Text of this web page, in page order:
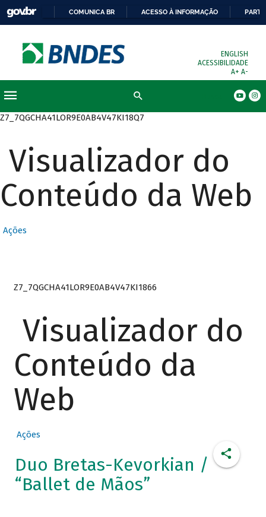
COMUNICA BR ACESSO À INFORMAÇÃO
ENGLISH
ACESSIBILIDADE
A+ A-
Z7_7QGCHA41LOR9E0AB4V47KI18Q7
Visualizador do
Conteúdo da Web
Ações
Z7_7QGCHA41LOR9E0AB4V47KI1866
Visualizador do
Conteúdo da
Web
Ações
Duo Bretas-Kevorkian /
“Ballet de Mãos”